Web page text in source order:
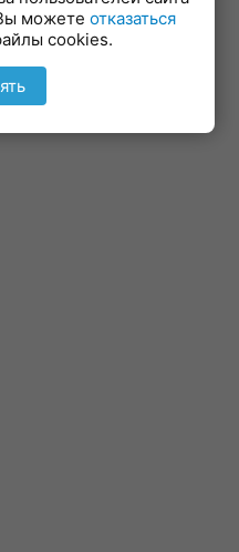
можете отказаться
cookies.